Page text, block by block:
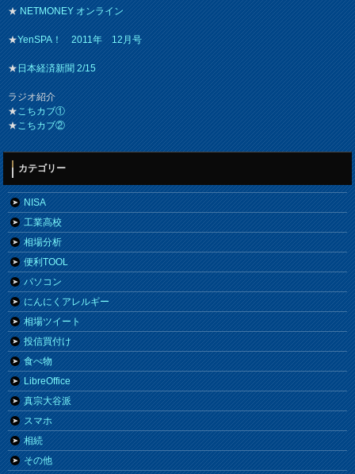
★NETMONEY オンライン
★YenSPA！ 2011年 12月号
★日本経済新聞 2/15
ラジオ紹介
★こちカブ①
★こちカブ②
カテゴリー
NISA
工業高校
相場分析
便利TOOL
パソコン
にんにくアレルギー
相場ツイート
投信買付け
食べ物
LibreOffice
真宗大谷派
スマホ
相続
その他